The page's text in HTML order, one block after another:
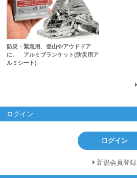
防災・緊急用、登山やアウドドア
に。 アルミブランケット(防災用ア
ルミシート)
ログイン
ログイン
新規会員登録